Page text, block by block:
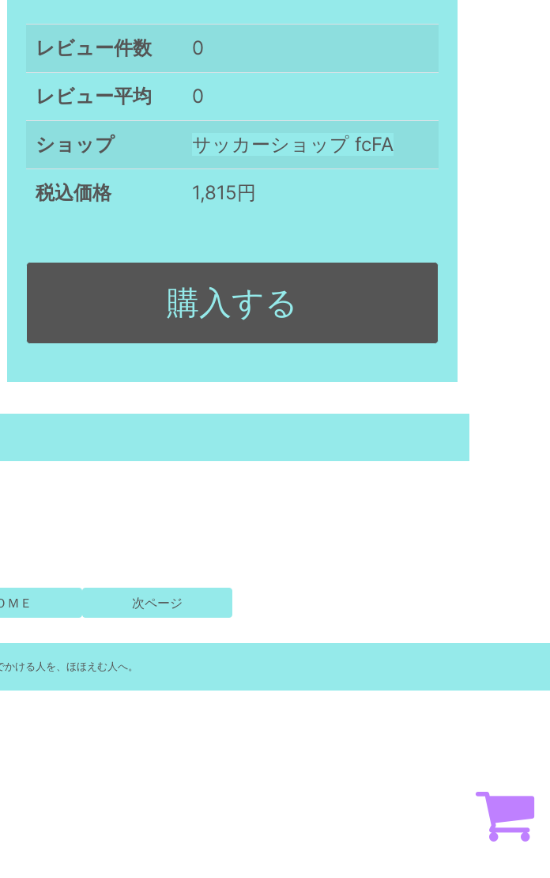
レビュー件数 0
レビュー平均 0
ショップ サッカーショップ fcFA
税込価格 1,815円
購入する
ＭＥ 次ページ
ける人を、ほほえむ人へ。